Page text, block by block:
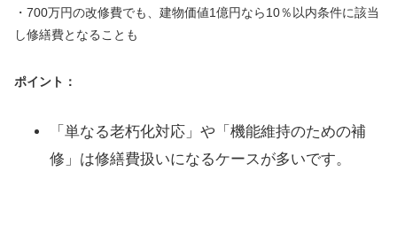
・700万円の改修費でも、建物価値1億円なら10％以内条件に該当
し修繕費となることも
ポイント：
「単なる老朽化対応」や「機能維持のための補
修」は修繕費扱いになるケースが多いです。